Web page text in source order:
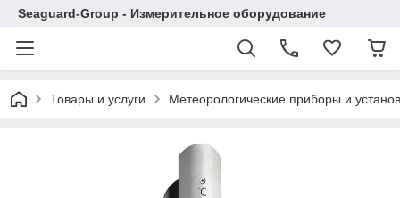
Seaguard-Group - Измерительное оборудование
Товары и услуги Метеорологические приборы и